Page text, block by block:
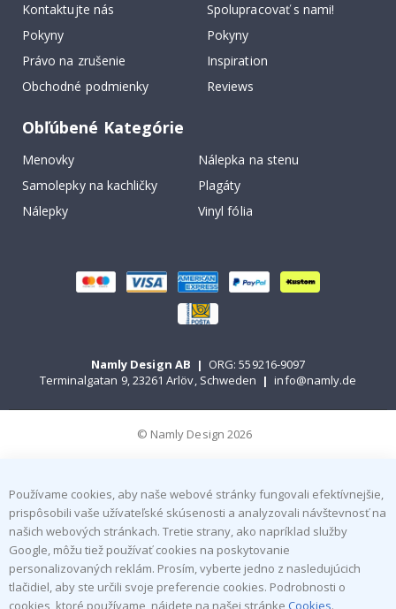
Kontaktujte nás
Pokyny
Právo na zrušenie
Obchodné podmienky
Spolupracovať s nami!
Pokyny
Inspiration
Reviews
Obľúbené Kategórie
Menovky
Nálepka na stenu
Samolepky na kachličky
Plagáty
Nálepky
Vinyl fólia
Namly Design AB | ORG: 559216-9097
Terminalgatan 9, 23261 Arlöv, Schweden | info@namly.de
© Namly Design 2026
Používame cookies, aby naše webové stránky fungovali efektívnejšie,
prispôsobili vaše užívateľské skúsenosti a analyzovali návštevnosť na
našich webových stránkach. Tretie strany, ako napríklad služby
Google, môžu tiež používať cookies na poskytovanie
personalizovaných reklám. Prosím, vyberte jedno z nasledujúcich
tlačidiel, aby ste určili svoje preferencie cookies. Podrobnosti o
cookies, ktoré používame, nájdete na našej stránke Cookies.